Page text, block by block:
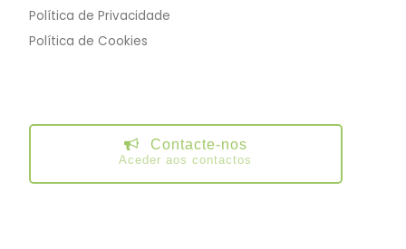
Política de Privacidade
Política de Cookies
Contacte-nos
Aceder aos contactos